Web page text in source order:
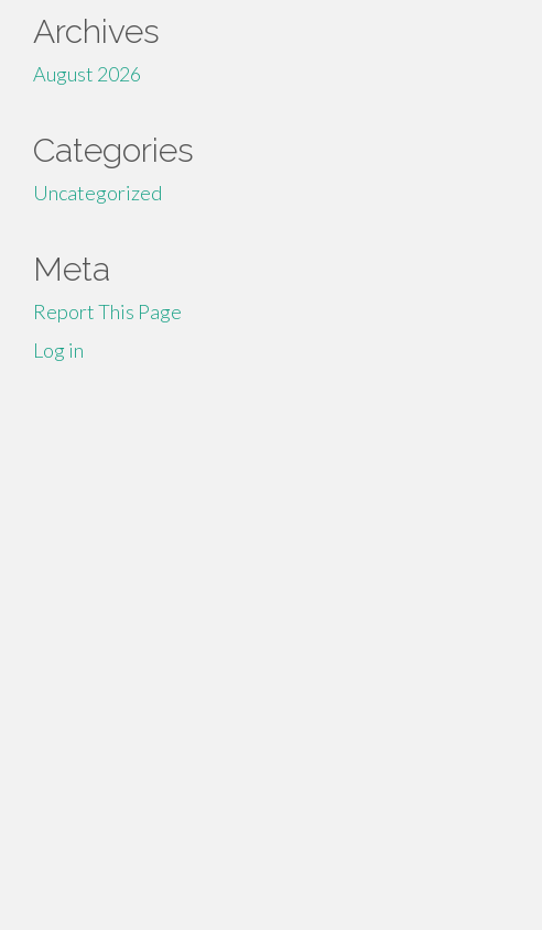
Archives
August 2026
Categories
Uncategorized
Meta
Report This Page
Log in